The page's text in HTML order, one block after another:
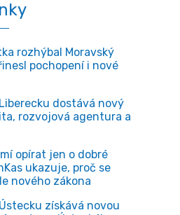
rozhýbal Moravský
pochopení i nové
dostává nový
rozvojová agentura a
opírat jen o dobré
ukazuje, proč se
nového zákona
získává novou